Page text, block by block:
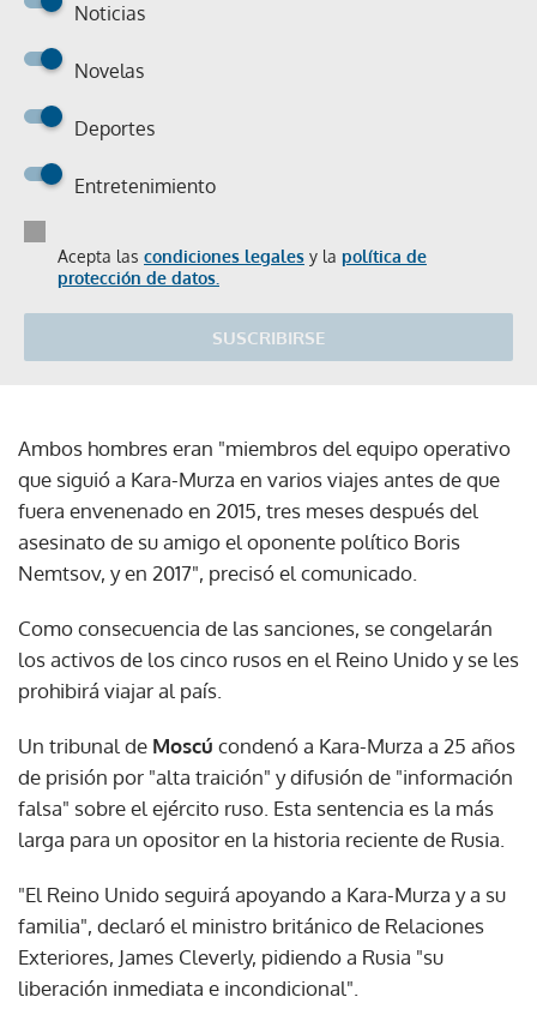
Noticias
Novelas
Deportes
Entretenimiento
Acepta las condiciones legales y la política de
protección de datos.
SUSCRIBIRSE
Ambos hombres eran "miembros del equipo operativo
que siguió a Kara-Murza en varios viajes antes de que
fuera envenenado en 2015, tres meses después del
asesinato de su amigo el oponente político Boris
Nemtsov, y en 2017", precisó el comunicado.
Como consecuencia de las sanciones, se congelarán
los activos de los cinco rusos en el Reino Unido y se les
prohibirá viajar al país.
Un tribunal de Moscú condenó a Kara-Murza a 25 años
de prisión por "alta traición" y difusión de "información
falsa" sobre el ejército ruso. Esta sentencia es la más
larga para un opositor en la historia reciente de Rusia.
"El Reino Unido seguirá apoyando a Kara-Murza y a su
familia", declaró el ministro británico de Relaciones
Exteriores, James Cleverly, pidiendo a Rusia "su
liberación inmediata e incondicional".